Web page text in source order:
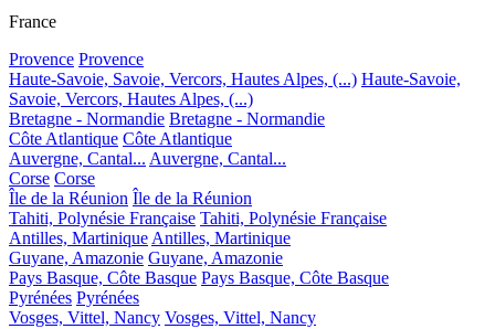
France
Provence Provence
Haute-Savoie, Savoie, Vercors, Hautes Alpes, (...) Haute-Savoie,
Savoie, Vercors, Hautes Alpes, (...)
Bretagne - Normandie Bretagne - Normandie
Côte Atlantique Côte Atlantique
Auvergne, Cantal... Auvergne, Cantal...
Corse Corse
Île de la Réunion Île de la Réunion
Tahiti, Polynésie Française Tahiti, Polynésie Française
Antilles, MartiniqueAntilles, Martinique
Guyane, Amazonie Guyane, Amazonie
Pays Basque, Côte Basque Pays Basque, Côte Basque
Pyrénées Pyrénées
Vosges, Vittel, Nancy Vosges, Vittel, Nancy